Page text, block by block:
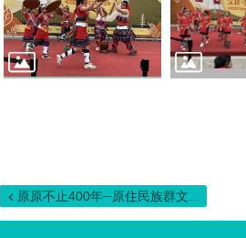
原原不止400年─原住民族群文...